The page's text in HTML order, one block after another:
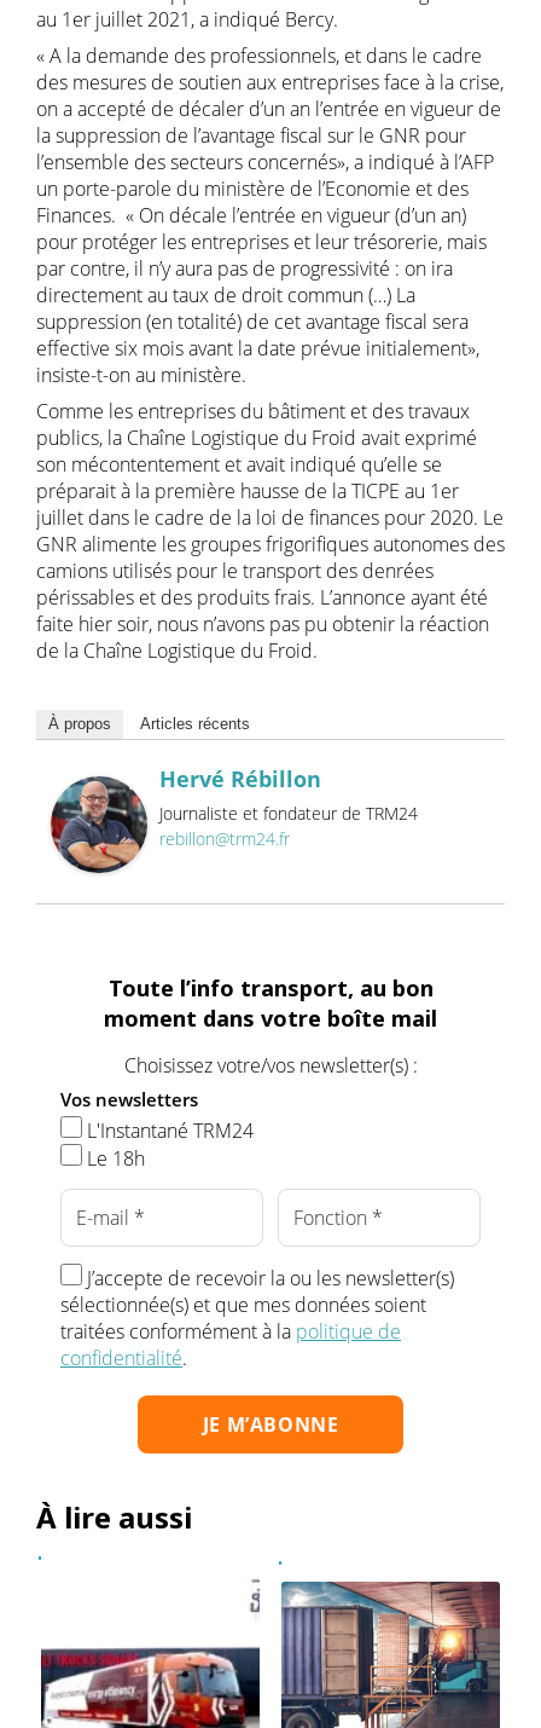
au 1er juillet 2021, a indiqué Bercy.
« A la demande des professionnels, et dans le cadre
des mesures de soutien aux entreprises face à la crise,
on a accepté de décaler d’un an l’entrée en vigueur de
la suppression de l’avantage fiscal sur le GNR pour
l’ensemble des secteurs concernés», a indiqué à l’AFP
un porte-parole du ministère de l’Economie et des
Finances. « On décale l’entrée en vigueur (d’un an)
pour protéger les entreprises et leur trésorerie, mais
par contre, il n’y aura pas de progressivité : on ira
directement au taux de droit commun (…) La
suppression (en totalité) de cet avantage fiscal sera
effective six mois avant la date prévue initialement»,
insiste-t-on au ministère.
Comme les entreprises du bâtiment et des travaux
publics, la Chaîne Logistique du Froid avait exprimé
son mécontentement et avait indiqué qu’elle se
préparait à la première hausse de la TICPE au 1er
juillet dans le cadre de la loi de finances pour 2020. Le
GNR alimente les groupes frigorifiques autonomes des
camions utilisés pour le transport des denrées
périssables et des produits frais. L’annonce ayant été
faite hier soir, nous n’avons pas pu obtenir la réaction
de la Chaîne Logistique du Froid.
À propos Articles récents
Hervé Rébillon
Journaliste et fondateur de TRM24
rebillon@trm24.fr
Toute l’info transport, au bon
moment dans votre boîte mail
Choisissez votre/vos newsletter(s) :
Vos newsletters
L'Instantané TRM24
Le 18h
J’accepte de recevoir la ou les newsletter(s)
sélectionnée(s) et que mes données soient
traitées conformément à la politique de
confidentialité.
À lire aussi